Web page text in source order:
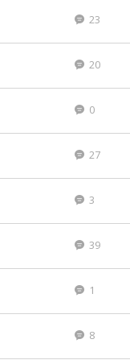
23
20
0
27
3
39
1
8